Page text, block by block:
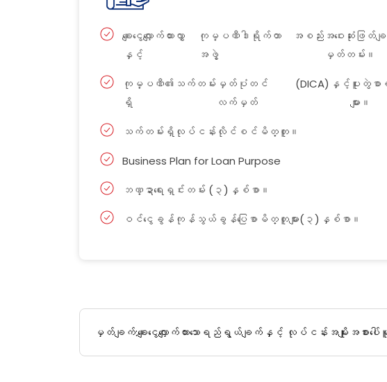
ချေးငွေလျှောက်ထားလွှာ
နှင့်
ကုမ္ပဏီဒါရိုက်တာ
အဖွဲ့
အစည်း အဝေးဆုံးဖြတ်
မှတ်တမ်း။
ကုမ္ပဏီ၏သက်တမ်း
ရှိ
မှတ်ပုံတင်
လက်မှတ်
(DICA) နှင့် ပူးတွဲစ
များ။
သက်တမ်းရှိ လုပ်ငန်းလိုင်စင်မိတ္တူ။
Business Plan for Loan Purpose
ဘဏ္ဍာရေးရှင်းတမ်း ( ၃) နှစ်စာ။
ဝင်ငွေခွန် ကုန်သွယ်ခွန်ပြေစာ မိတ္တူများ( ၃) နှစ်စာ။
မှတ်ချက်:ချေးငွေလျှောက်ထားသောရည်ရွယ်ချက်နှင့် လုပ်ငန်းအမျိုးအ